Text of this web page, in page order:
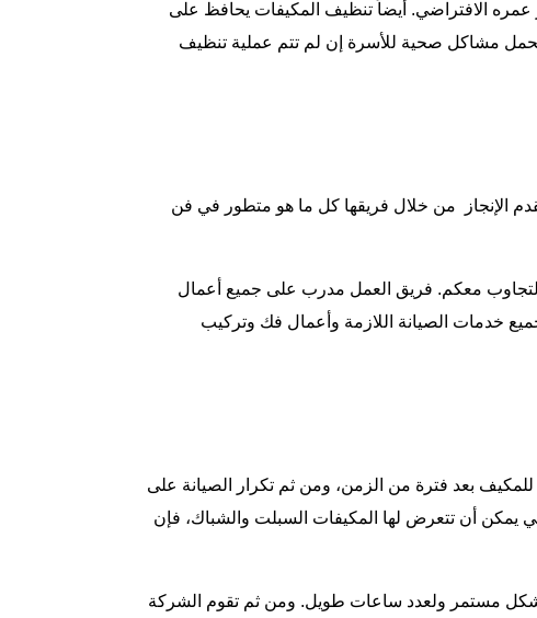
عمره الافتراضي. أيضاً تنظيف المكيفات يحافظ على
مشاكل صحية للأسرة إن لم تتم عملية تنظيف
الإنجاز من خلال فريقها كل ما هو متطور في فن
معكم. فريق العمل مدرب على جميع أعمال
خدمات الصيانة اللازمة وأعمال فك وتركيب
بعد فترة من الزمن، ومن ثم تكرار الصيانة على
يمكن أن تتعرض لها المكيفات السبلت والشباك، فإن
بشكل مستمر ولعدد ساعات طويل. ومن ثم تقوم الشركة